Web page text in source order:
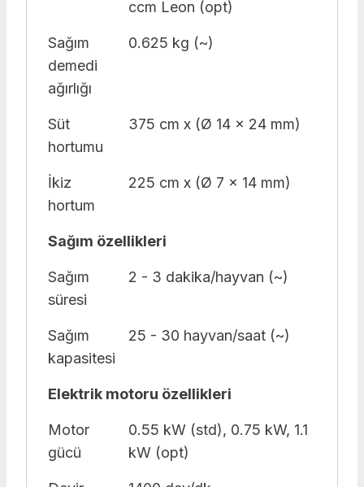
ccm Leon (opt)
Sağım
demedi
ağırlığı
0.625 kg (~)
Süt
hortumu
375 cm x (Ø 14 x 24 mm)
İkiz
hortum
225 cm x (Ø 7 x 14 mm)
Sağım özellikleri
Sağım
süresi
2 - 3 dakika/hayvan (~)
Sağım
kapasitesi
25 - 30 hayvan/saat (~)
Elektrik motoru özellikleri
Motor
gücü
0.55 kW (std), 0.75 kW, 1.1
kW (opt)